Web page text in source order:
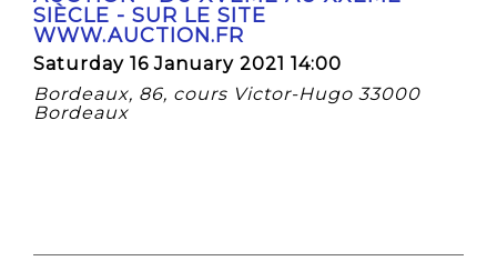
SIÈCLE - SUR LE SITE
WWW.AUCTION.FR
Saturday 16 January 2021 14:00
Bordeaux, 86, cours Victor-Hugo 33000
Bordeaux